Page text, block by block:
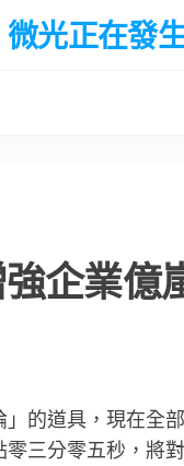
微光正在發
企業億
的道具，現在全
三分零五秒，將